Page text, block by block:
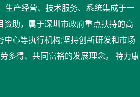
生产经营、技术服务、系统集成于一
助，属于深圳市政府重点扶持的高
心等执行机构;坚持创新研发和市场
多得、共同富裕的发展理念。 特力康